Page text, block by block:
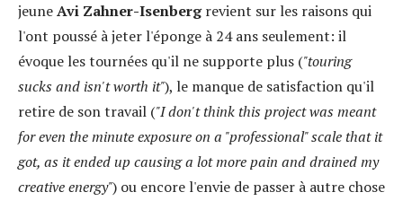
jeuneAvi Zahner-Isenbergrevient sur les raisons qui
l'ont poussé à jeter l'éponge à 24 ans seulement: il
évoque les tournées qu'il ne supporte plus ("touring
sucks and isn't worth it"), le manque de satisfaction qu'il
retire de son travail ("I don't think this project was meant
for even the minute exposure on a "professional" scale that it
got, as it ended up causing a lot more pain and drained my
creative energy") ou encore l'envie de passer à autre chose